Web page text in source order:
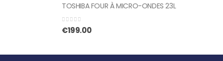
TOSHIBA FOUR À MICRO-ONDES 23L
0sur 5
€199.00